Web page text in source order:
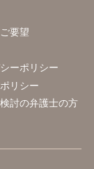
要望
ーポリシー
リシー
討の弁護士の方